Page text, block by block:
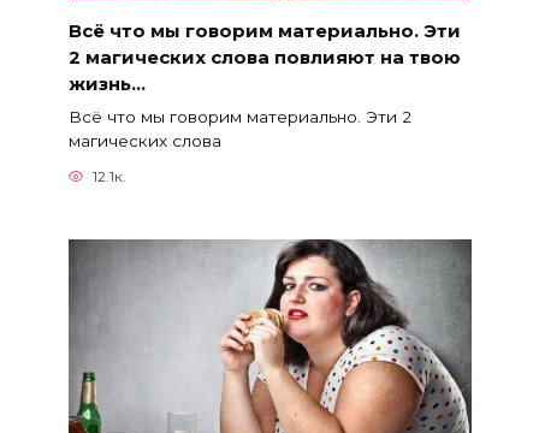
Всё что мы говорим материально. Эти
2 магических слова повлияют на твою
жизнь…
Всё что мы говорим материально. Эти 2
магических слова
12.1к.